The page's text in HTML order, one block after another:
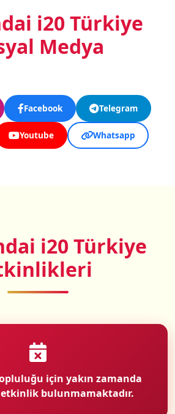
i20 Türkiye
Medya
Facebook Telegram
Youtube Whatsapp
i20 Türkiye
için yakın zamanda
bulunmamaktadır.